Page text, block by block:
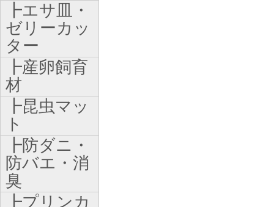
┣エサ皿・
ゼリーカッ
ター
┣産卵飼育
材
┣昆虫マッ
ト
┣防ダニ・
防バエ・消
臭
┣プリンカ